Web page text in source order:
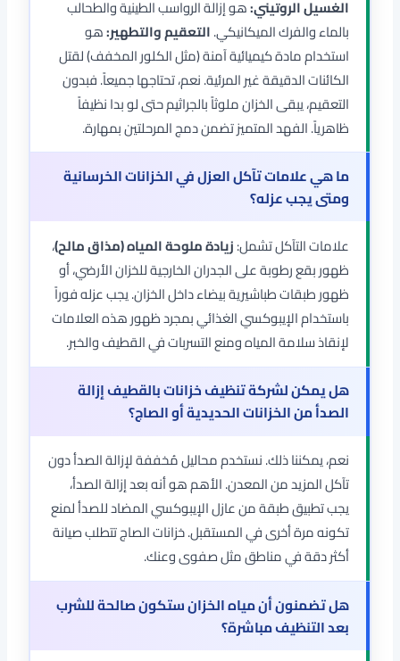
الغسيل الروتيني:هو إزالة الرواسب الطينية والطحالب
بالماء والفرك الميكانيكي.التعقيم والتطهير:هو
استخدام مادة كيميائية آمنة (مثل الكلور المخفف) لقتل
الكائنات الدقيقة غير المرئية. نعم، تحتاجها جميعاً. فبدون
التعقيم، يبقى الخزان ملوثاً بالجراثيم حتى لو بدا نظيفاً
ظاهرياً. الفهد المتميز تضمن دمج المرحلتين بمهارة.
ما هي علامات تآكل العزل في الخزانات الخرسانية
ومتى يجب عزله؟
علامات التآكل تشمل:زيادة ملوحة المياه (مذاق مالح)،
ظهور بقع رطوبة على الجدران الخارجية للخزان الأرضي، أو
ظهور طبقات طباشيرية بيضاء داخل الخزان. يجب عزله فوراً
باستخدام الإيبوكسي الغذائي بمجرد ظهور هذه العلامات
لإنقاذ سلامة المياه ومنع التسربات في القطيف والخبر.
هل يمكن لشركة تنظيف خزانات بالقطيف إزالة
الصدأ من الخزانات الحديدية أو الصاج؟
نعم، يمكننا ذلك. نستخدم محاليل مُخففة لإزالة الصدأ دون
تآكل المزيد من المعدن. الأهم هو أنه بعد إزالة الصدأ،
يجب تطبيق طبقة من عازل الإيبوكسي المضاد للصدأ لمنع
تكونه مرة أخرى في المستقبل. خزانات الصاج تتطلب صيانة
أكثر دقة في مناطق مثل صفوى وعنك.
هل تضمنون أن مياه الخزان ستكون صالحة للشرب
بعد التنظيف مباشرة؟